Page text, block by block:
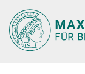
Hauptinhalt